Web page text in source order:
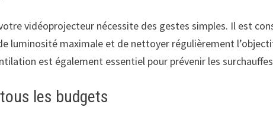
vidéoprojecteur nécessite des gestes simples. Il est
luminosité maximale et de nettoyer régulièrement
est également essentiel pour prévenir les
les budgets